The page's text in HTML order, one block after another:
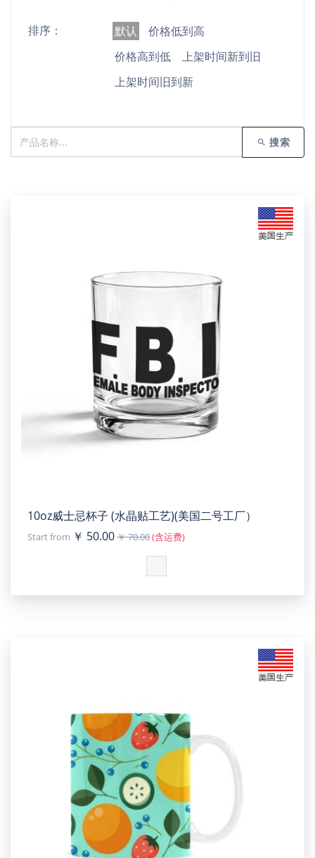
排序： 默认
价格低到高
价格高到低
上架时间新到旧
上架时间旧到新
搜索
10oz威士忌杯子 (水晶贴工艺)(美国二号工厂）
Start from ￥ 50.00￥ 70.00(含运费)